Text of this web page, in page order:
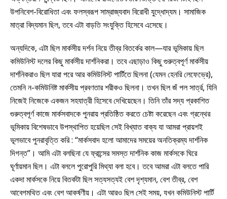
উপনিবেশ-বিরোধিতা এবং ফলস্বরূপ সাম্রাজ্যবাদ বিরোধী যুদ্ধোদ্যম। সামাজিক
মাত্রা বিদ্যমান ছিল, তবে এটা বাড়তি সংযুক্তি হিসেবে এসেছে।
অন্যদিকে, এটা ছিল মার্কসীয় দর্শন নিয়ে তীব্র বিতর্কের কাল—যার ভূমিকায় ছিল
কমিউনিস্ট দলের কিছু মার্কসীয় দার্শনিকরা। তবে এছাড়াও কিছু গুরুত্বপূর্ণ মার্কসীয়
দার্শনিকরাও ছিল যারা পরে আর কমিউনিস্ট পার্টিতে ছিলনা (যেমন হেনরি লেফেভ্রে),
তেমনি ন-কমিউনিষ্ট মার্কসীয় প্রবণতার শরীকও ছিলনা। তখন ছিল জঁ পল সার্ত্র, যিনি
নিজেই নিজেকে একজন সহযাত্রী হিসেবে দেখিয়েছেন। তিনি তাঁর সদ্য প্রকাশিত
গুরুত্বপূর্ণ কাজে মার্কসবাদকে পুনরায় প্রতিষ্ঠিত করতে চেষ্টা করেছেন এবং গ্রন্থের
ভূমিকায় বিশেষভাবে উপস্থাপিত হয়েছিল সেই বিখ্যাত বাক্য যা আমরা প্রায়শই
ভূলভাবে পুনরাবৃত্তি করি : “মার্কসবাদ হলো আমাদের সময়ের অনতিক্রম্য দার্শনিক
দিগন্ত”। আমি এটা বলছিনা যে ফ্রান্সের সমস্ত দার্শনিক কাজ মার্কসকে ঘিরে
ঘূর্ণায়মান ছিল। এটা বললে পুরোপুরি মিথ্যা বলা হবে। তবে আমরা এটা বলতে পারি
একদা মার্কসকে নিয়ে বিতর্কটা ছিল সত্যসত্যই বেশ দৃশ্যমান, বেশ তীব্র, বেশ
আবেগমথিত এবং বেশ আকর্ষণীয়। এটা আরও ছিল সেই সময়, যখন কমিউনিস্ট পার্টি